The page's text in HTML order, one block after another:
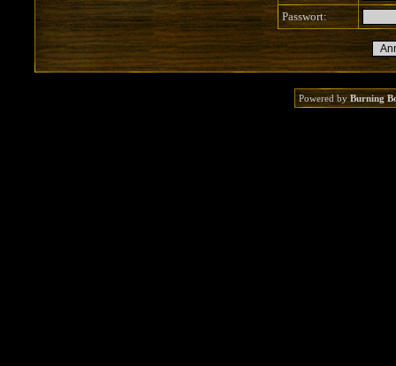
Passwort:
Powered byBurning